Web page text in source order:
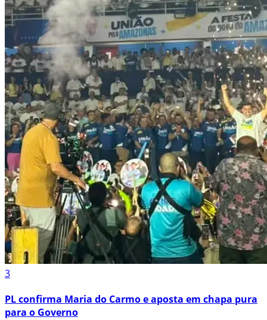
3
PL confirma Maria do Carmo e aposta em chapa pura
para o Governo